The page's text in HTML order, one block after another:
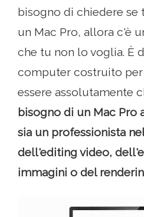
bisogno di chiedere se
un Mac Pro, allora c'è
che tu non lo voglia. È
computer costruito per
essere assolutamente
bisogno di un Mac Pro
sia un professionista
dell'editing video,
immagini o del